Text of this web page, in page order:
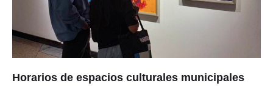
Horarios de espacios culturales municipales